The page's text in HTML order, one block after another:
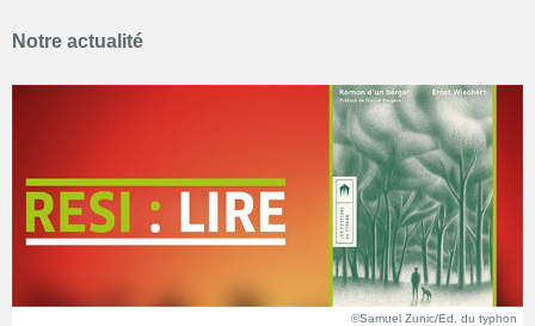
Notre actualité
©Samuel Zunic/Ed. du typhon